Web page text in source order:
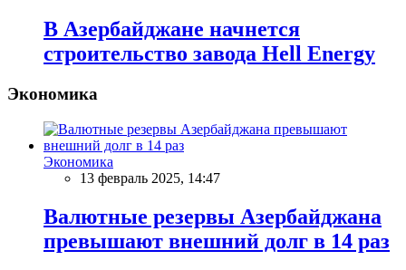
В Азербайджане начнется
строительство завода Hell Energy
Экономика
Экономика
13 февраль 2025, 14:47
Валютные резервы Азербайджана
превышают внешний долг в 14 раз